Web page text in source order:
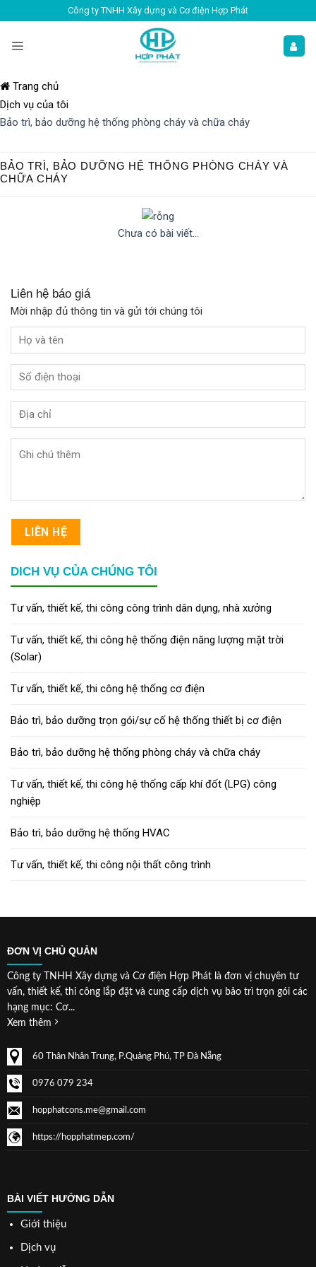
Công ty TNHH Xây dựng và Cơ điện Hợp Phát
Trang chủ
Dịch vụ của tôi
Bảo trì, bảo dưỡng hệ thống phòng cháy và chữa cháy
BẢO TRÌ, BẢO DƯỠNG HỆ THỐNG PHÒNG CHÁY VÀ
CHỮA CHÁY
Chưa có bài viết...
Liên hệ báo giá
Mời nhập đủ thông tin và gửi tới chúng tôi
LIÊN HỆ
DICH VỤ CỦA CHÚNG TÔI
Tư vấn, thiết kế, thi công công trình dân dụng, nhà xưởng
Tư vấn, thiết kế, thi công hệ thống điện năng lượng mặt trời
(Solar)
Tư vấn, thiết kế, thi công hệ thống cơ điện
Bảo trì, bảo dưỡng trọn gói/sự cố hệ thống thiết bị cơ điện
Bảo trì, bảo dưỡng hệ thống phòng cháy và chữa cháy
Tư vấn, thiết kế, thi công hệ thống cấp khí đốt (LPG) công
nghiệp
Bảo trì, bảo dưỡng hệ thống HVAC
Tư vấn, thiết kế, thi công nội thất công trình
ĐƠN VỊ CHỦ QUẢN
Công ty TNHH Xây dựng và Cơ điện Hợp Phát là đơn vị chuyên tư
vấn, thiết kế, thi công lắp đặt và cung cấp dịch vụ bảo trì trọn gói các
hạng mục: Cơ...
Xem thêm
60 Thân Nhân Trung, P.Quảng Phú, TP Đà Nẵng
0976 079 234
hopphatcons.me@gmail.com
https://hopphatmep.com/
BÀI VIẾT HƯỚNG DẪN
Giới thiệu
Dịch vụ